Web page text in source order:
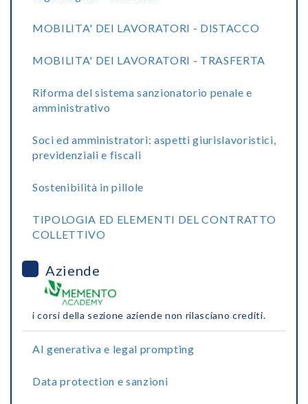
MOBILITA' DEI LAVORATORI - DISTACCO
MOBILITA' DEI LAVORATORI - TRASFERTA
Riforma del sistema sanzionatorio penale e
amministrativo
Soci ed amministratori: aspetti giurislavoristici,
previdenziali e fiscali
Sostenibilità in pillole
TIPOLOGIA ED ELEMENTI DEL CONTRATTO
COLLETTIVO
Aziende
i corsi della sezione aziende non rilasciano crediti.
AI generativa e legal prompting
Data protection e sanzioni